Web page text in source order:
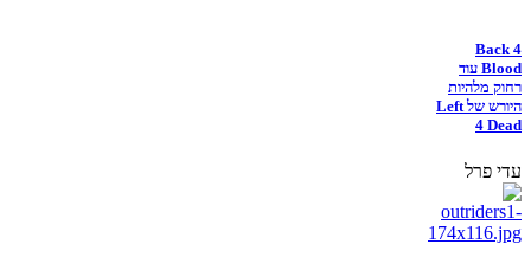
Back 4
Blood עוד
רחוק מלהיות
היורש של Left
4 Dead
עדי פרל